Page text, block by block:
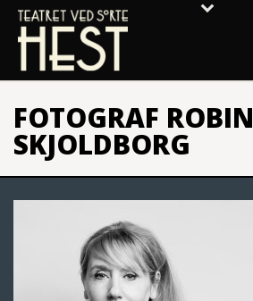
FOTOGRAF ROBIN
SKJOLDBORG